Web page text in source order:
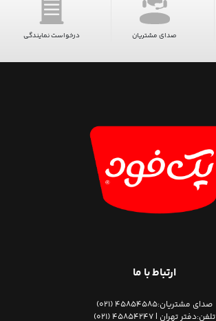
صدای مشتریان درخواست نمایندگی
ارتباط با ما
صدای مشتریان:45854585 (021)
تلفن:دفتر تهران | 45854247 (021)